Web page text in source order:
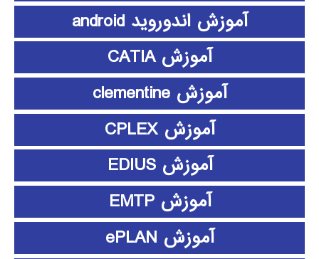
آموزش اندوروید android
آموزش CATIA
آموزش clementine
آموزش CPLEX
آموزش EDIUS
آموزش EMTP
آموزش ePLAN